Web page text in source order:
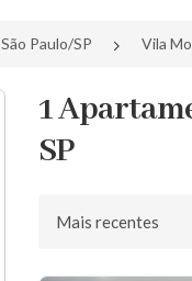
São Paulo/SP Vila
1
SP
Ordenar por